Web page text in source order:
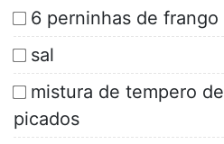
6 perninhas de frango
sal
mistura de tempero de
picados